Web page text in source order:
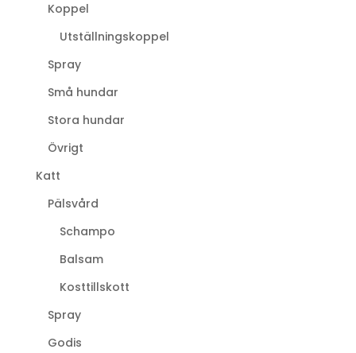
Koppel
Utställningskoppel
Spray
Små hundar
Stora hundar
Övrigt
Katt
Pälsvård
Schampo
Balsam
Kosttillskott
Spray
Godis